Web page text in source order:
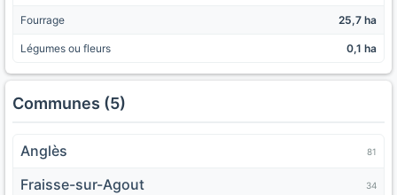
Fourrage 25,7 ha
Légumes ou fleurs 0,1 ha
Communes (5)
Anglès 81
Fraisse-sur-Agout 34